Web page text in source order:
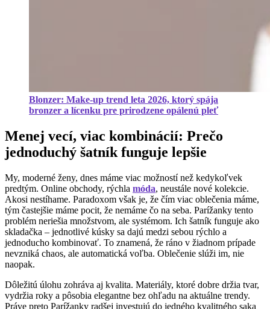
Blonzer: Make-up trend leta 2026, ktorý spája
bronzer a lícenku pre prirodzene opálenú pleť
Menej vecí, viac kombinácií: Prečo
jednoduchý šatník funguje lepšie
My, moderné ženy, dnes máme viac možností než kedykoľvek
predtým. Online obchody, rýchla móda, neustále nové kolekcie.
Akosi nestíhame. Paradoxom však je, že čím viac oblečenia máme,
tým častejšie máme pocit, že nemáme čo na seba. Parížanky tento
problém neriešia množstvom, ale systémom. Ich šatník funguje ako
skladačka – jednotlivé kúsky sa dajú medzi sebou rýchlo a
jednoducho kombinovať. To znamená, že ráno v žiadnom prípade
nevzniká chaos, ale automatická voľba. Oblečenie slúži im, nie
naopak.
Dôležitú úlohu zohráva aj kvalita. Materiály, ktoré dobre držia tvar,
vydržia roky a pôsobia elegantne bez ohľadu na aktuálne trendy.
Práve preto Parížanky radšej investujú do jedného kvalitného saka